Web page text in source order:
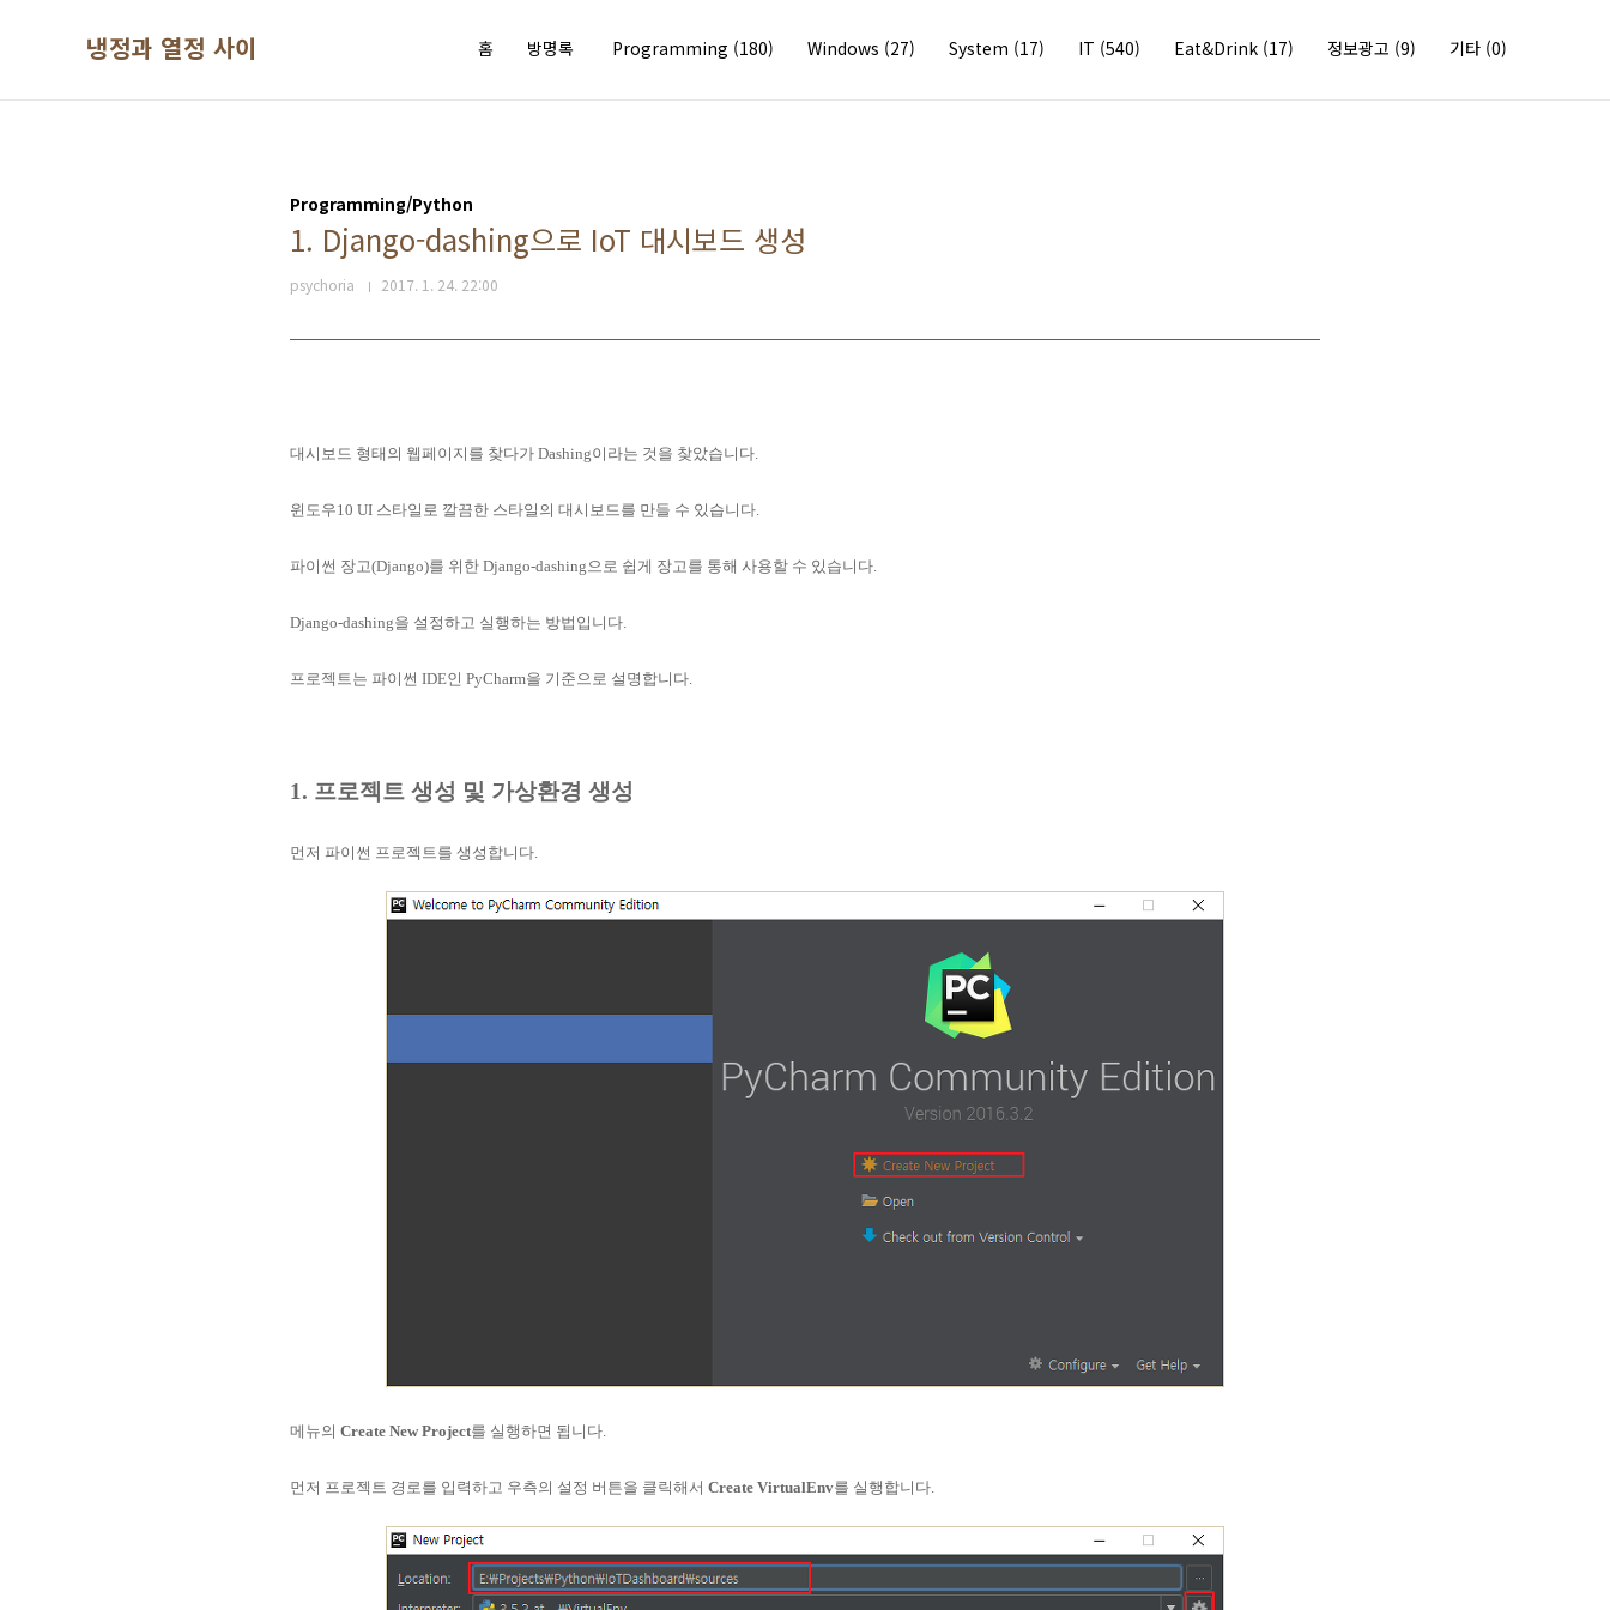
냉정과 열정 사이 홈 방명록 Programming (180) Windows (27) System (17) IT (540) Eat&Drink (17) 정보광고 (9) 기타 (0)
Programming/Python
1. Django-dashing으로 IoT 대시보드 생성
psychoria 2017. 1. 24. 22:00
대시보드 형태의 웹페이지를 찾다가 Dashing이라는 것을 찾았습니다.
윈도우10 UI 스타일로 깔끔한 스타일의 대시보드를 만들 수 있습니다.
파이썬 장고(Django)를 위한 Django-dashing으로 쉽게 장고를 통해 사용할 수 있습니다.
Django-dashing을 설정하고 실행하는 방법입니다.
프로젝트는 파이썬 IDE인 PyCharm을 기준으로 설명합니다.
1. 프로젝트 생성 및 가상환경 생성
먼저 파이썬 프로젝트를 생성합니다.
메뉴의 Create New Project를 실행하면 됩니다.
먼저 프로젝트 경로를 입력하고 우측의 설정 버튼을 클릭해서 Create VirtualEnv를 실행합니다.